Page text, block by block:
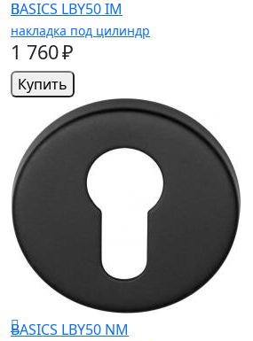
BASICS LBY50 IM
накладка под цилиндр
1 760 ₽
Купить
BASICS LBY50 NM